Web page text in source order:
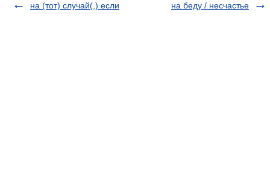
на (тот) случай(,) если на беду / несчастье